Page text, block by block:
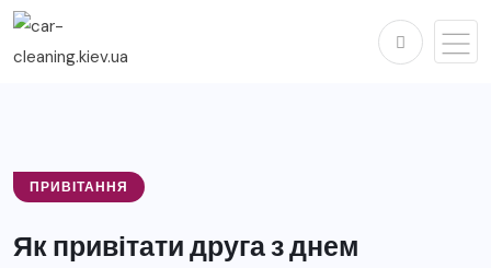
ПРИВІТАННЯ
Як привітати друга з днем